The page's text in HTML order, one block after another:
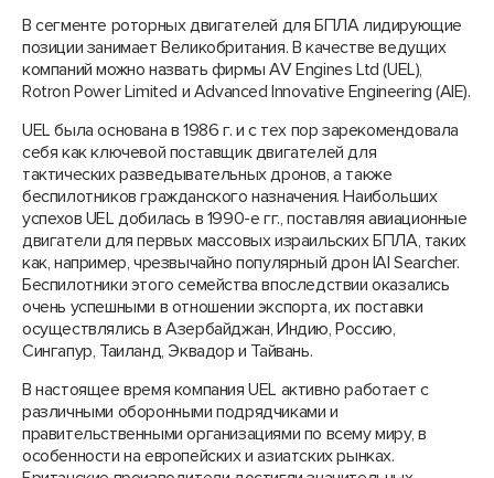
В сегменте роторных двигателей для БПЛА лидирующие
позиции занимает Великобритания. В качестве ведущих
компаний можно назвать фирмы AV Engines Ltd (UEL),
Rotron Power Limited и Advanced Innovative Engineering (AIE).
UEL была основана в 1986 г. и с тех пор зарекомендовала
себя как ключевой поставщик двигателей для
тактических разведывательных дронов, а также
беспилотников гражданского назначения. Наибольших
успехов UEL добилась в 1990-е гг., поставляя авиационные
двигатели для первых массовых израильских БПЛА, таких
как, например, чрезвычайно популярный дрон IAI Searcher.
Беспилотники этого семейства впоследствии оказались
очень успешными в отношении экспорта, их поставки
осуществлялись в Азербайджан, Индию, Россию,
Сингапур, Таиланд, Эквадор и Тайвань.
В настоящее время компания UEL активно работает с
различными оборонными подрядчиками и
правительственными организациями по всему миру, в
особенности на европейских и азиатских рынках.